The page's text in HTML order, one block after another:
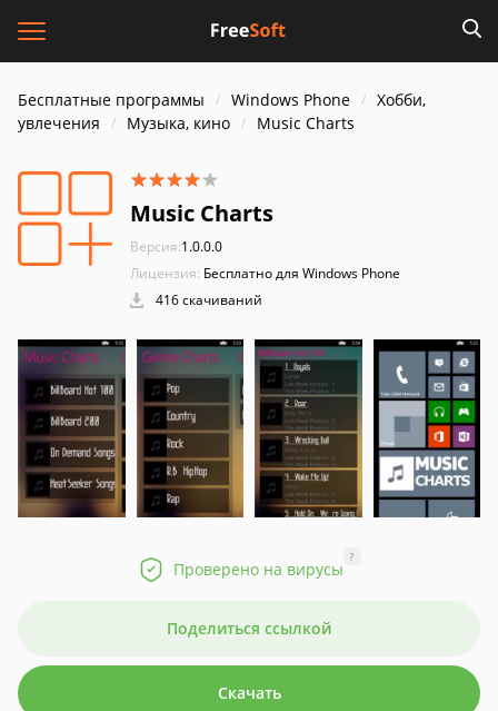
Бесплатные программы Windows Phone
Хобби,
увлечения
Музыка, кино Music Charts
Music Charts
Версия:1.0.0.0
Лицензия: Бесплатно для Windows Phone
416 скачиваний
Проверено на вирусы
?
Поделиться ссылкой
Скачать